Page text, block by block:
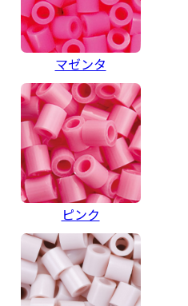
マゼンタ
ピンク